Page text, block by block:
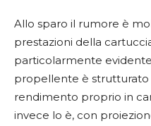
Allo sparo il rumore è
prestazioni della
particolarmente
propellente è strutturato
rendimento proprio in
invece lo è, con